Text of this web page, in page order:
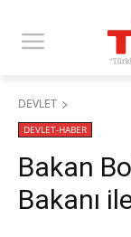
DEVLET
DEVLET-HABER
Bakan
Bakanı